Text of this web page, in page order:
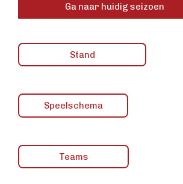
Ga naar huidig seizoen
Stand
Speelschema
Teams